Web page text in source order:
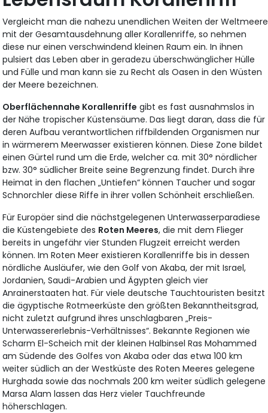
Vergleicht man die nahezu unendlichen Weiten der Weltmeere
mit der Gesamtausdehnung aller Korallenriffe, so nehmen
diese nur einen verschwindend kleinen Raum ein. In ihnen
pulsiert das Leben aber in geradezu überschwänglicher Hülle
und Fülle und man kann sie zu Recht als Oasen in den Wüsten
der Meere bezeichnen.
Oberflächennahe Korallenriffe gibt es fast ausnahmslos in
der Nähe tropischer Küstensäume. Das liegt daran, dass die für
deren Aufbau verantwortlichen riffbildenden Organismen nur
in wärmerem Meerwasser existieren können. Diese Zone bildet
einen Gürtel rund um die Erde, welcher ca. mit 30° nördlicher
bzw. 30° südlicher Breite seine Begrenzung findet. Durch ihre
Heimat in den flachen „Untiefen“ können Taucher und sogar
Schnorchler diese Riffe in ihrer vollen Schönheit erschließen.
Für Europäer sind die nächstgelegenen Unterwasserparadiese
die Küstengebiete des Roten Meeres, die mit dem Flieger
bereits in ungefähr vier Stunden Flugzeit erreicht werden
können. Im Roten Meer existieren Korallenriffe bis in dessen
nördliche Ausläufer, wie den Golf von Akaba, der mit Israel,
Jordanien, Saudi-Arabien und Ägypten gleich vier
Anrainerstaaten hat. Für viele deutsche Tauchtouristen besitzt
die ägyptische Rotmeerküste den größten Bekanntheitsgrad,
nicht zuletzt aufgrund ihres unschlagbaren „Preis-
Unterwassererlebnis-Verhältnisses“. Bekannte Regionen wie
Scharm El-Scheich mit der kleinen Halbinsel Ras Mohammed
am Südende des Golfes von Akaba oder das etwa 100 km
weiter südlich an der Westküste des Roten Meeres gelegene
Hurghada sowie das nochmals 200 km weiter südlich gelegene
Marsa Alam lassen das Herz vieler Tauchfreunde
höherschlagen.